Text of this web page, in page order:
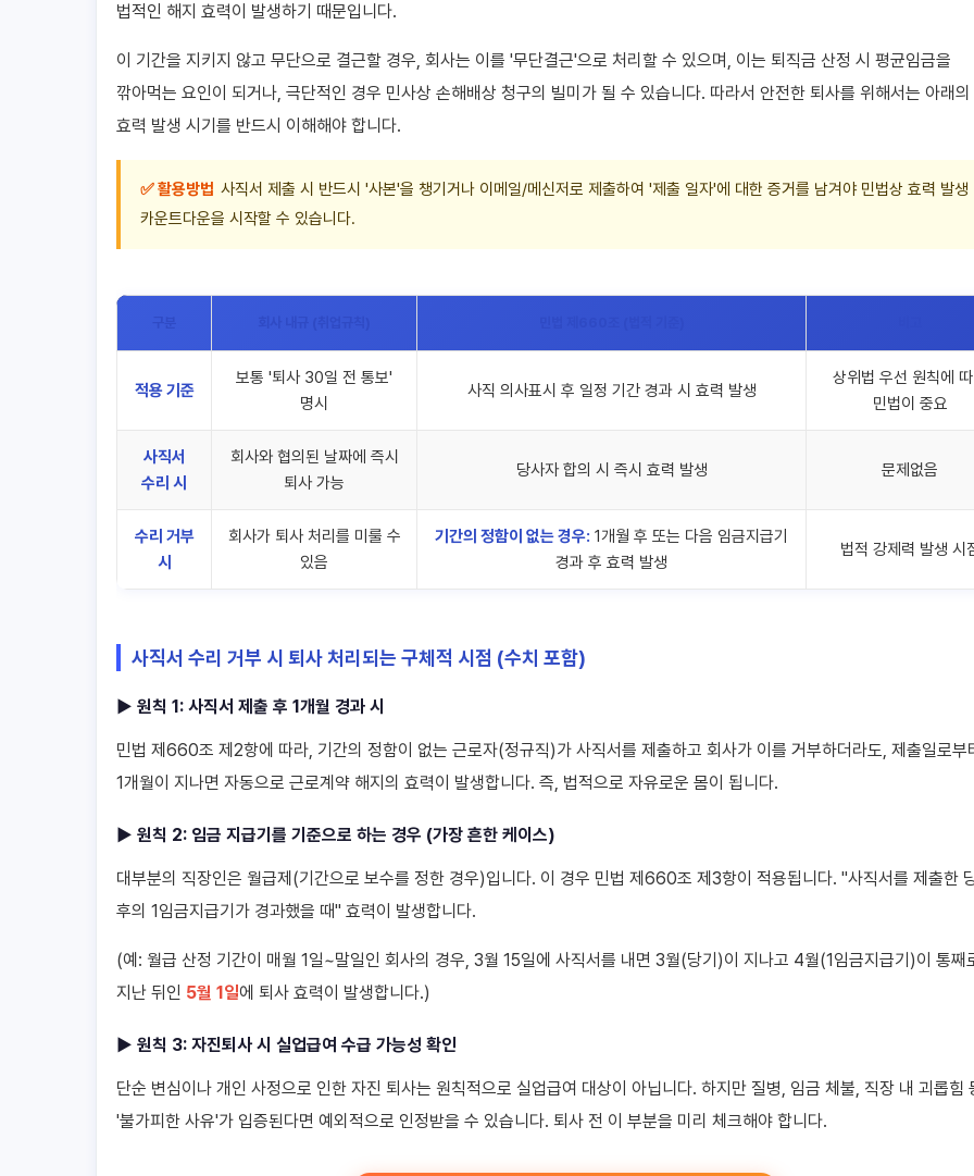
법적인 해지 효력이 발생하기 때문입니다.
이 기간을 지키지 않고 무단으로 결근할 경우, 회사는 이를 '무단결근'으로 처리할 수 있으며, 이는 퇴직금 산정 시 평균임금을
깎아먹는 요인이 되거나, 극단적인 경우 민사상 손해배상 청구의 빌미가 될 수 있습니다. 따라서 안전한 퇴사를 위해서는 아래
효력 발생 시기를 반드시 이해해야 합니다.
✅ 활용방법 사직서 제출 시 반드시 '사본'을 챙기거나 이메일/메신저로 제출하여 '제출 일자'에 대한 증거를 남겨야 민법상 효력 발생
카운트다운을 시작할 수 있습니다.
적용 기준
보통 '퇴사 30일 전 통보'
명시
사직 의사표시 후 일정 기간 경과 시 효력 발생
상위법 우선 원칙에
민법이 중요
사직서
수리 시
회사와 협의된 날짜에 즉시
퇴사 가능
당사자 합의 시 즉시 효력 발생 문제없음
수리 거부
시
회사가 퇴사 처리를 미룰 수
있음
기간의 정함이 없는 경우: 1개월 후 또는 다음 임금지급기
경과 후 효력 발생
법적 강제력 발생 시
사직서 수리 거부 시 퇴사 처리되는 구체적 시점 (수치 포함)
▶ 원칙 1: 사직서 제출 후 1개월 경과 시
민법 제660조 제2항에 따라, 기간의 정함이 없는 근로자(정규직)가 사직서를 제출하고 회사가 이를 거부하더라도, 제출일로부
1개월이 지나면 자동으로 근로계약 해지의 효력이 발생합니다. 즉, 법적으로 자유로운 몸이 됩니다.
▶ 원칙 2: 임금 지급기를 기준으로 하는 경우 (가장 흔한 케이스)
대부분의 직장인은 월급제(기간으로 보수를 정한 경우)입니다. 이 경우 민법 제660조 제3항이 적용됩니다. "사직서를 제출한
후의 1임금지급기가 경과했을 때" 효력이 발생합니다.
(예: 월급 산정 기간이 매월 1일~말일인 회사의 경우, 3월 15일에 사직서를 내면 3월(당기)이 지나고 4월(1임금지급기)이 통째
지난 뒤인 5월 1일에 퇴사 효력이 발생합니다.)
▶ 원칙 3: 자진퇴사 시 실업급여 수급 가능성 확인
단순 변심이나 개인 사정으로 인한 자진 퇴사는 원칙적으로 실업급여 대상이 아닙니다. 하지만 질병, 임금 체불, 직장 내 괴롭힘
'불가피한 사유'가 입증된다면 예외적으로 인정받을 수 있습니다. 퇴사 전 이 부분을 미리 체크해야 합니다.